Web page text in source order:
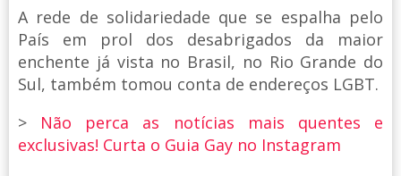
A rede de solidariedade que se espalha pelo
País em prol dos desabrigados da maior
enchente já vista no Brasil, no Rio Grande do
Sul, também tomou conta de endereços LGBT.
> Não perca as notícias mais quentes e
exclusivas! Curta o Guia Gay no Instagram